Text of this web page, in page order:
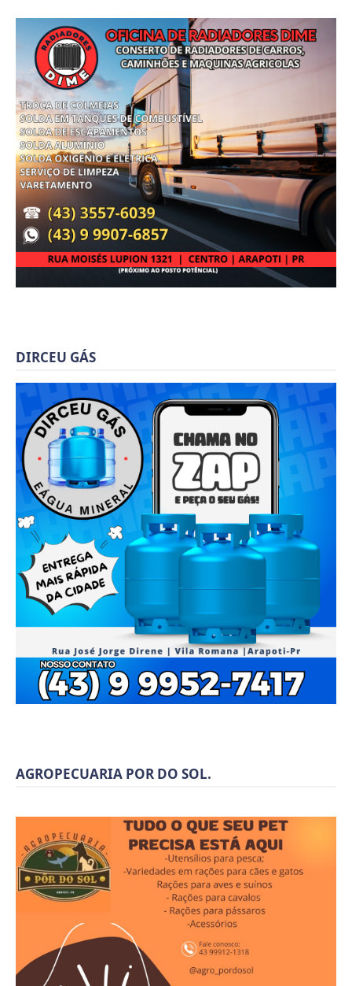
DIRCEU GÁS
AGROPECUARIA POR DO SOL.